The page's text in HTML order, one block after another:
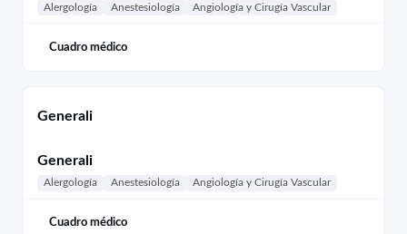
Alergología Anestesiología Angiología y Cirugía Vascular
Cuadro médico
Generali
Generali
Alergología Anestesiología Angiología y Cirugía Vascular
Cuadro médico